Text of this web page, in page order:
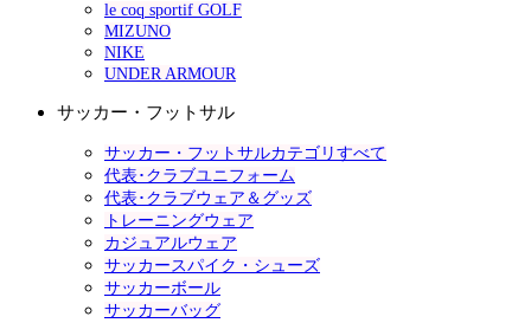
le coq sportif GOLF
MIZUNO
NIKE
UNDER ARMOUR
サッカー・フットサル
サッカー・フットサルカテゴリすべて
代表･クラブユニフォーム
代表･クラブウェア＆グッズ
トレーニングウェア
カジュアルウェア
サッカースパイク・シューズ
サッカーボール
サッカーバッグ